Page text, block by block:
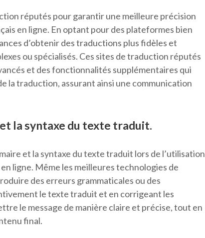
réputés pour garantir une meilleure précision
en ligne. En optant pour des plateformes bien
d’obtenir des traductions plus fidèles et
ou spécialisés. Ces sites de traduction réputés
et des fonctionnalités supplémentaires qui
la traduction, assurant ainsi une communication
la syntaxe du texte traduit.
et la syntaxe du texte traduit lors de l’utilisation
ligne. Même les meilleures technologies de
des erreurs grammaticales ou des
le texte traduit et en corrigeant les
le message de manière claire et précise, tout en
final.